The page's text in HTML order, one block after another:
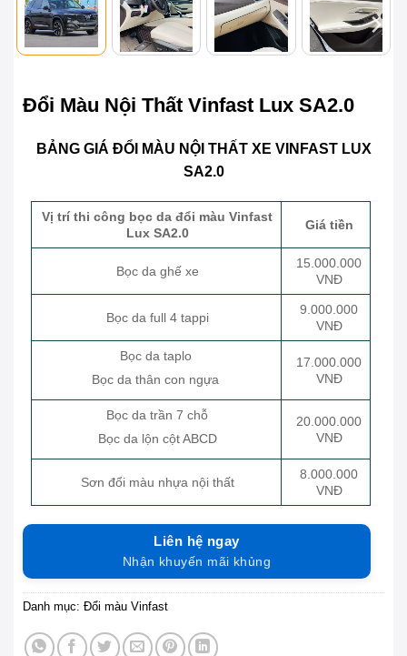
Đổi Màu Nội Thất Vinfast Lux SA2.0
BẢNG GIÁ ĐỔI MÀU NỘI THẤT XE VINFAST LUX
SA2.0
Vị trí thi công bọc da đổi màu Vinfast
Lux SA2.0
Giá tiền
Bọc da ghế xe
15.000.000
VNĐ
Bọc da full 4 tappi
9.000.000
VNĐ
Bọc da taplo
Bọc da thân con ngựa
17.000.000
VNĐ
Bọc da trần 7 chỗ
Bọc da lộn cột ABCD
20.000.000
VNĐ
Sơn đổi màu nhựa nội thất
8.000.000
VNĐ
Liên hệ ngay
Nhận khuyến mãi khủng
Danh mục: Đổi màu Vinfast